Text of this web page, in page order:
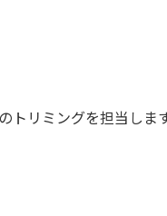
リミングを担当し